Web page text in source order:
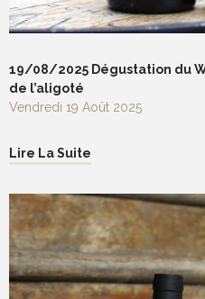
19/08/2025 Dégustation du
de l’aligoté
Vendredi 19 Août 2025
Lire La Suite